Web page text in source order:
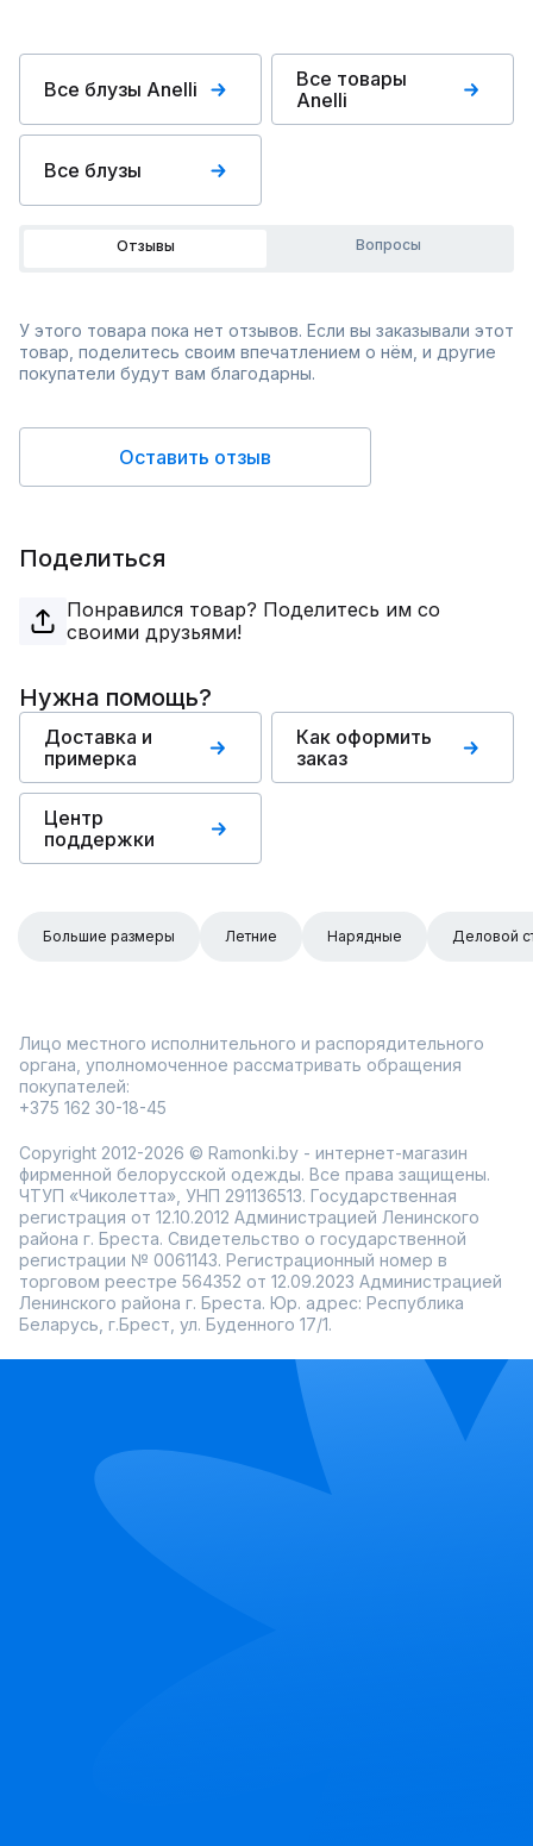
Все блузы Anelli
Все товары
Anelli
Все блузы
Отзывы Вопросы
У этого товара пока нет отзывов. Если вы заказывали этот
товар, поделитесь своим впечатлением о нём, и другие
покупатели будут вам благодарны.
Оставить отзыв
Поделиться
Понравился товар? Поделитесь им со
своими друзьями!
Нужна помощь?
Доставка и
примерка
Как оформить
заказ
Центр
поддержки
Большие размеры Летние Нарядные Деловой
Лицо местного исполнительного и распорядительного
органа, уполномоченное рассматривать обращения
покупателей:
+375 162 30-18-45
Copyright 2012-2026 © Ramonki.by - интернет-магазин
фирменной белорусской одежды. Все права защищены.
ЧТУП «Чиколетта», УНП 291136513. Государственная
регистрация от 12.10.2012 Администрацией Ленинского
района г. Бреста. Свидетельство о государственной
регистрации № 0061143. Регистрационный номер в
торговом реестре 564352 от 12.09.2023 Администрацией
Ленинского района г. Бреста. Юр. адрес: Республика
Беларусь, г.Брест, ул. Буденного 17/1.